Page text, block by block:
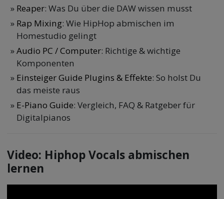
Reaper: Was Du über die DAW wissen musst
Rap Mixing: Wie HipHop abmischen im
Homestudio gelingt
Audio PC / Computer: Richtige & wichtige
Komponenten
Einsteiger Guide Plugins & Effekte: So holst Du
das meiste raus
E-Piano Guide: Vergleich, FAQ & Ratgeber für
Digitalpianos
Video: Hiphop Vocals abmischen
lernen